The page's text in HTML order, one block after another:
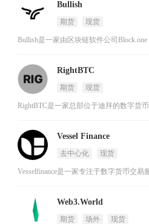
Bullish
期货 现货
RightBTC
期货 现货
Vessel Finance
去中心化 现货
Web3.World
期货 场外 现货